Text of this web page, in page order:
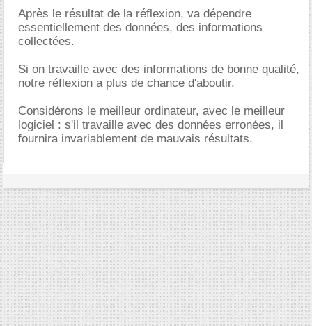
Après le résultat de la réflexion, va dépendre
essentiellement des données, des informations
collectées.
Si on travaille avec des informations de bonne qualité,
notre réflexion a plus de chance d'aboutir.
Considérons le meilleur ordinateur, avec le meilleur
logiciel : s'il travaille avec des données erronées, il
fournira invariablement de mauvais résultats.